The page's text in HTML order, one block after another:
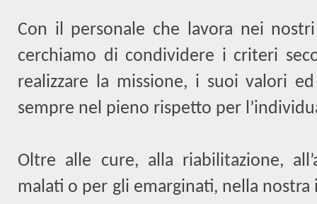
Con il personale che lavora nei
cerchiamo di condividere i criteri
realizzare la missione, i suoi valori
sempre nel pieno rispetto per
Oltre alle cure, alla riabilitazione,
malati o per gli emarginati, nella